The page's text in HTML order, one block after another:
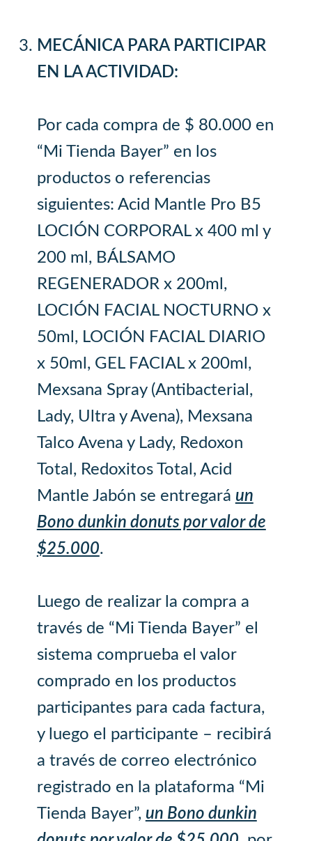
MECÁNICA PARA PARTICIPAR
EN LA ACTIVIDAD:
Por cada compra de $ 80.000 en
“Mi Tienda Bayer” en los
productos o referencias
siguientes: Acid Mantle Pro B5
LOCIÓN CORPORAL x 400 ml y
200 ml, BÁLSAMO
REGENERADOR x 200ml,
LOCIÓN FACIAL NOCTURNO x
50ml, LOCIÓN FACIAL DIARIO
x 50ml, GEL FACIAL x 200ml,
Mexsana Spray (Antibacterial,
Lady, Ultra y Avena), Mexsana
Talco Avena y Lady, Redoxon
Total, Redoxitos Total, Acid
Mantle Jabón se entregará un
Bono dunkin donuts por valor de
$25.000.
Luego de realizar la compra a
través de “Mi Tienda Bayer” el
sistema comprueba el valor
comprado en los productos
participantes para cada factura,
y luego el participante – recibirá
a través de correo electrónico
registrado en la plataforma “Mi
Tienda Bayer”, un Bono dunkin